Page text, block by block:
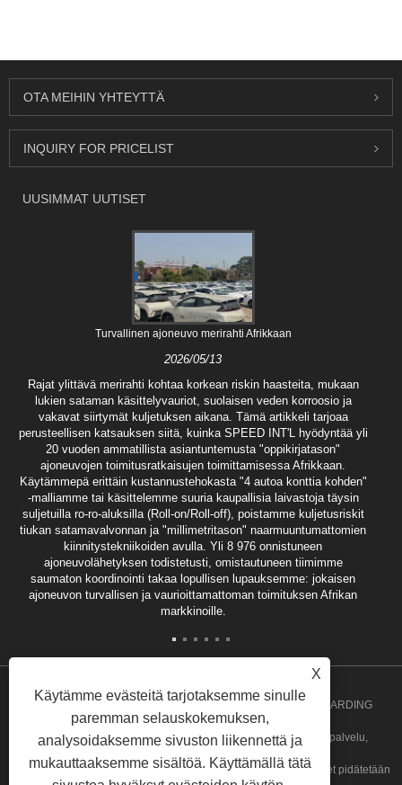
OTA MEIHIN YHTEYTTÄ
INQUIRY FOR PRICELIST
UUSIMMAT UUTISET
Turvallinen ajoneuvo merirahti Afrikkaan
2026/05/13
Rajat ylittävä merirahti kohtaa korkean riskin haasteita, mukaan
lukien sataman käsittelyvauriot, suolaisen veden korroosio ja
vakavat siirtymät kuljetuksen aikana. Tämä artikkeli tarjoaa
perusteellisen katsauksen siitä, kuinka SPEED INT'L hyödyntää yli
20 vuoden ammatillista asiantuntemusta "oppikirjatason"
ajoneuvojen toimitusratkaisujen toimittamisessa Afrikkaan.
Käytämmepä erittäin kustannustehokasta "4 autoa konttia kohden"
-malliamme tai käsittelemme suuria kaupallisia laivastoja täysin
suljetuilla ro-ro-aluksilla (Roll-on/Roll-off), poistamme kuljetusriskit
tiukan satamavalvonnan ja "millimetritason" naarmuuntumattomien
kiinnitystekniikoiden avulla. Yli 8 976 onnistuneen
ajoneuvolähetyksen todistetusti, omistautuneen tiimimme
saumaton koordinointi takaa lopullisen lupauksemme: jokaisen
ajoneuvon turvallisen ja vaurioittamattoman toimituksen Afrikan
markkinoille.
Copyright 2020 GUANGZHOU SPEED INT'L FREIGHT FORWARDING
CO.,LTD. - Angolan ryhmäkuljetukset, Angolan ovelta ovelle -palvelu,
irtotavaralähetykset, Ghanan ryhmäkuljetuspalvelu Kaikki oikeudet pidätetään
X
Käytämme evästeitä tarjotaksemme sinulle
paremman selauskokemuksen,
analysoidaksemme sivuston liikennettä ja
mukauttaaksemme sisältöä. Käyttämällä tätä